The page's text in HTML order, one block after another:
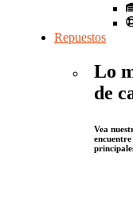
Repuestos
Lo
de
Vea